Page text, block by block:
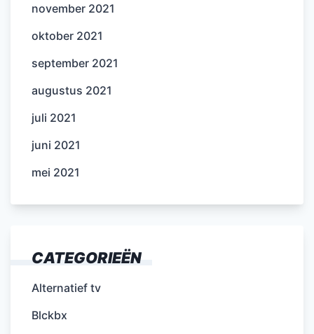
november 2021
oktober 2021
september 2021
augustus 2021
juli 2021
juni 2021
mei 2021
CATEGORIEËN
Alternatief tv
Blckbx